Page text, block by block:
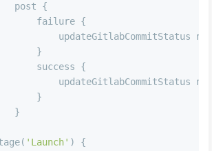
post {
failure {
updateGitlabCommitStatus
}
success {
updateGitlabCommitStatus
}
}
'Launch' ) {